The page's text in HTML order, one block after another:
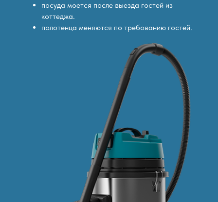
посуда моется после выезда гостей из
коттеджа.
полотенца меняются по требованию гостей.